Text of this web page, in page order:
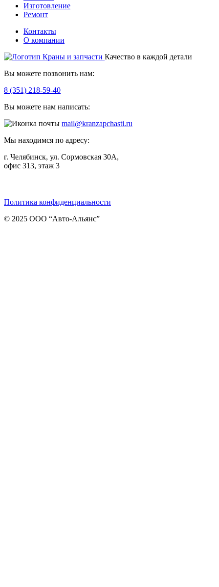
Изготовление
Ремонт
Контакты
О компании
Качество в каждой детали
Вы можете позвонить нам:
8 (351) 218-59-40
Вы можете нам написать:
mail@kranzapchasti.ru
Мы находимся по адресу:
г. Челябинск, ул. Сормовская 30А,
офис 313, этаж 3
Политика конфиденциальности
© 2025 ООО “Авто-Альянс”